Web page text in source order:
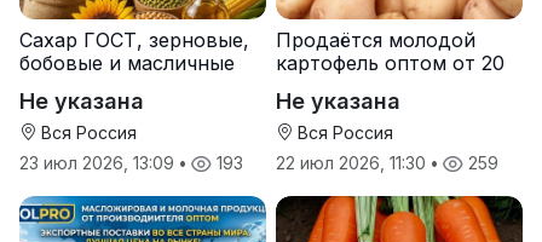
Сахар ГОСТ, зерновые,
бобовые и масличные
Не указана
Вся Россия
23 июл 2026, 13:09 • 193
Продаётся молодой
картофель оптом от 20
Не указана
Вся Россия
22 июл 2026, 11:30 • 259